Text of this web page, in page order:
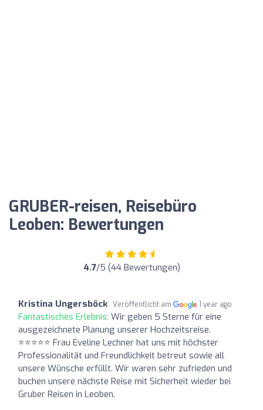
GRUBER-reisen, Reisebüro
Leoben: Bewertungen
4.7/5 (44 Bewertungen)
Kristina Ungersböck Veröffentlicht am 1 year ago
Fantastisches Erlebnis: Wir geben 5 Sterne für eine
ausgezeichnete Planung unserer Hochzeitsreise.
⭐️⭐️⭐️⭐️⭐️ Frau Eveline Lechner hat uns mit höchster
Professionalität und Freundlichkeit betreut sowie all
unsere Wünsche erfüllt. Wir waren sehr zufrieden und
buchen unsere nächste Reise mit Sicherheit wieder bei
Gruber Reisen in Leoben.